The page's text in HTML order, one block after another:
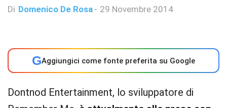
Di Domenico De Rosa - 29 Novembre 2014
GAggiungici come fonte preferita su Google
Dontnod Entertainment, lo sviluppatore di